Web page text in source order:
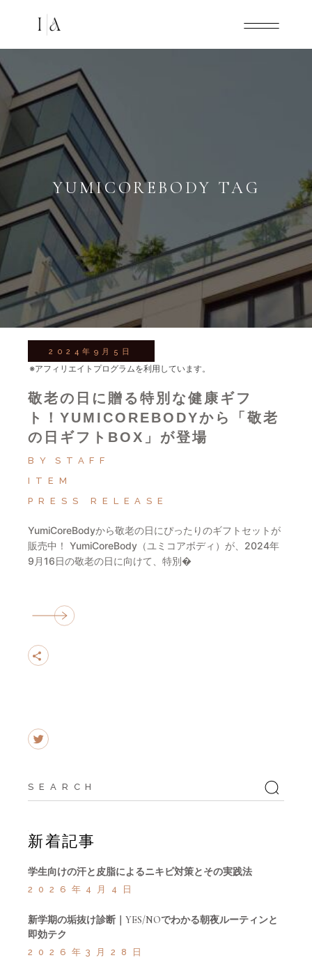
YUMICOREBODY TAG
2024年9月5日
敬老の日に贈る特別な健康ギフ
ト！YUMICOREBODYから「敬老
の日ギフトBOX」が登場
BY
STAFF
ITEM
PRESS RELEASE
YumiCoreBodyから敬老の日にぴったりのギフトセットが
販売中！ YumiCoreBody（ユミコアボディ）が、2024年
9月16日の敬老の日に向けて、特別�
※アフィリエイトプログラムを利用しています。
Search
for:
新着記事
学生向けの汗と皮脂によるニキビ対策とその実践法
2026年4月4日
新学期の垢抜け診断｜YES/NOでわかる朝夜ルーティンと
即効テク
2026年3月28日